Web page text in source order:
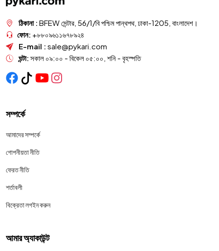
ঠিকানা : BFEW সেন্টার, 56/1/বি পশ্চিম পান্থপথ, ঢাকা-1205, বাংলাদেশ।
ফোন: +৮৮০৯৬১১৬৭৮৯২৪
E-mail : sale@pykari.com
ঘন্টা: সকাল ০৯:০০ - বিকেল ০৫:০০, শনি - বৃহস্পতি
সম্পর্কে
আমাদের সম্পর্কে
গোপনীয়তা নীতি
ফেরত নীতি
শর্তাবলী
বিক্রেতা লগইন করুন
আমার অ্যাকাউন্ট